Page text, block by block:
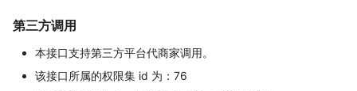
第三方调用
本接口支持第三方平台代商家调用。
该接口所属的权限集 id 为：76